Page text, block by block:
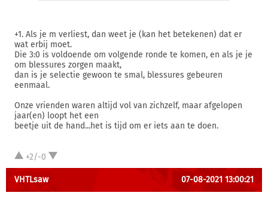
+1. Als je m verliest, dan weet je (kan het betekenen) dat er
wat erbij moet.
Die 3:0 is voldoende om volgende ronde te komen, en als je je
om blessures zorgen maakt,
dan is je selectie gewoon te smal, blessures gebeuren
eenmaal.
Onze vrienden waren altijd vol van zichzelf, maar afgelopen
jaar(en) loopt het een
beetje uit de hand...het is tijd om er iets aan te doen.
+2/-0
VHTLsaw 07-08-2021 13:00:21